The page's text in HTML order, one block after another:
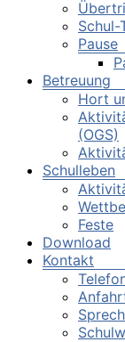
Schul-
Pause
Betreuung
Hort
(OGS)
Schulleben
Feste
Download
Kontakt